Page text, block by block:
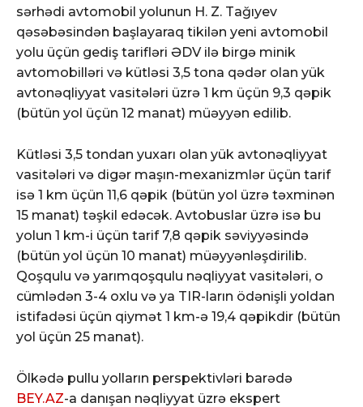
sərhədi avtomobil yolunun H. Z. Tağıyev
qəsəbəsindən başlayaraq tikilən yeni avtomobil
yolu üçün gediş tarifləri ƏDV ilə birgə minik
avtomobilləri və kütləsi 3,5 tona qədər olan yük
avtonəqliyyat vasitələri üzrə 1 km üçün 9,3 qəpik
(bütün yol üçün 12 manat) müəyyən edilib.
Kütləsi 3,5 tondan yuxarı olan yük avtonəqliyyat
vasitələri və digər maşın-mexanizmlər üçün tarif
isə 1 km üçün 11,6 qəpik (bütün yol üzrə təxminən
15 manat) təşkil edəcək. Avtobuslar üzrə isə bu
yolun 1 km-i üçün tarif 7,8 qəpik səviyyəsində
(bütün yol üçün 10 manat) müəyyənləşdirilib.
Qoşqulu və yarımqoşqulu nəqliyyat vasitələri, o
cümlədən 3-4 oxlu və ya TIR-ların ödənişli yoldan
istifadəsi üçün qiymət 1 km-ə 19,4 qəpikdir (bütün
yol üçün 25 manat).
Ölkədə pullu yolların perspektivləri barədə
BEY.AZ-a danışan nəqliyyat üzrə ekspert